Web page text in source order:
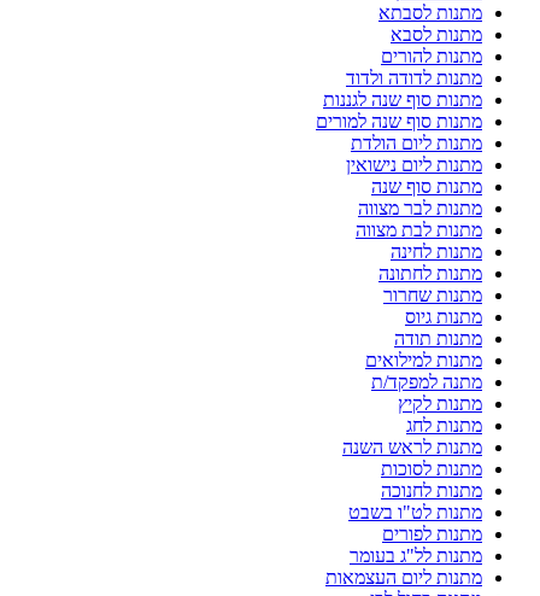
מתנות לסבתא
מתנות לסבא
מתנות להורים
מתנות לדודה ולדוד
מתנות סוף שנה לגננות
מתנות סוף שנה למורים
מתנות ליום הולדת
מתנות ליום נישואין
מתנות סוף שנה
מתנות לבר מצווה
מתנות לבת מצווה
מתנות לחינה
מתנות לחתונה
מתנות שחרור
מתנות גיוס
מתנות תודה
מתנות למילואים
מתנה למפקד/ת
מתנות לקיץ
מתנות לחג
מתנות לראש השנה
מתנות לסוכות
מתנות לחנוכה
מתנות לט"ו בשבט
מתנות לפורים
מתנות לל"ג בעומר
מתנות ליום העצמאות